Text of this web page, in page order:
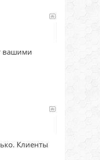
вашими
Клиенты